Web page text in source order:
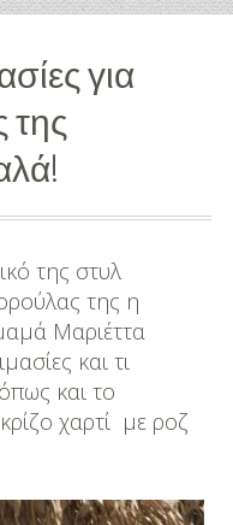
για
της
της στυλ
της η
Μαριέττα
και τι
και το
χαρτί με ροζ